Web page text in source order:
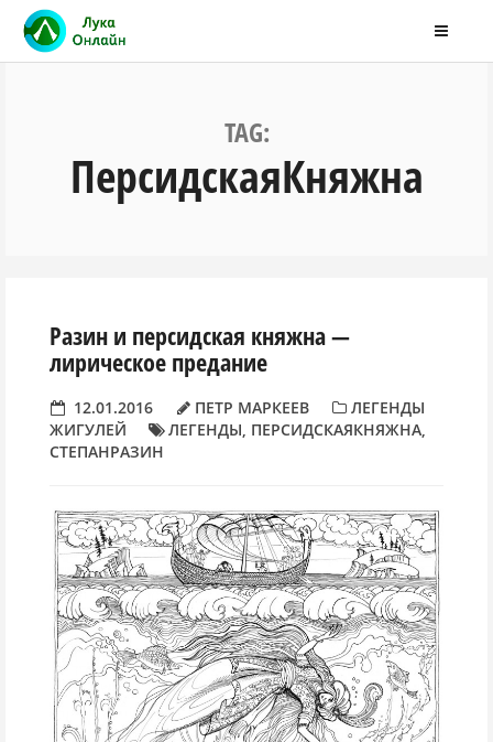
TAG:
ПерсидскаяКняжна
Разин и персидская княжна —
лирическое предание
12.01.2016 ПЕТР МАРКЕЕВ
ЛЕГЕНДЫ
ЖИГУЛЕЙ
ЛЕГЕНДЫ, ПЕРСИДСКАЯКНЯЖНА,
СТЕПАНРАЗИН